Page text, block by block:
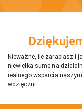
Nieważne, ile zarabiasz i
niewielką sumę na
realnego wsparcia
wdzięczni.